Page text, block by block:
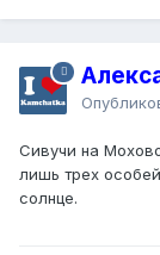
Сивучи на
лишь трех
солнце.